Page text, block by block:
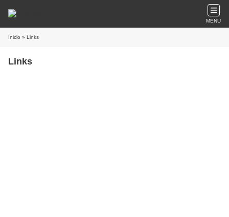
MENU
Inicio » Links
Links